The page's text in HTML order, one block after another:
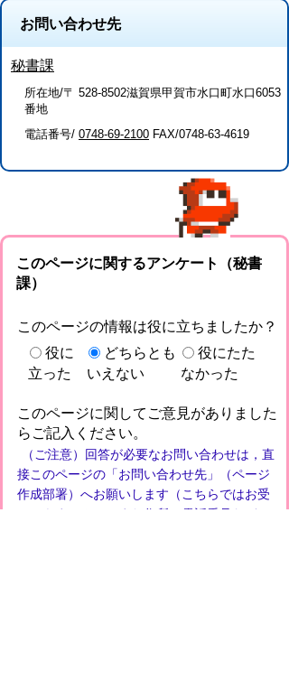
お問い合わせ先
秘書課
所在地/〒 528-8502滋賀県甲賀市水口町水口6053
番地
電話番号/ 0748-69-2100 FAX/0748-63-4619
このページに関するアンケート（秘書
課）
このページの情報は役に立ちましたか？
役に
立った
どちらとも
いえない
役にたた
なかった
このページに関してご意見がありました
らご記入ください。
（ご注意）回答が必要なお問い合わせは，直
接このページの「お問い合わせ先」（ページ
作成部署）へお願いします（こちらではお受
けできません）。また住所・電話番号などの